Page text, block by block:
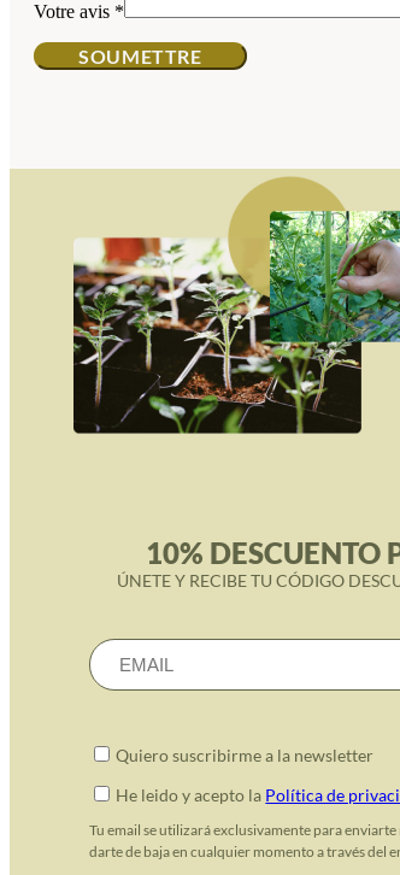
Votre avis *
10% DESCUENTO
ÚNETE Y RECIBE TU CÓDIGO
Quiero suscribirme a la newsletter
He leido y acepto la Política de
Tu email se utilizará exclusivamente para
darte de baja en cualquier momento a través del